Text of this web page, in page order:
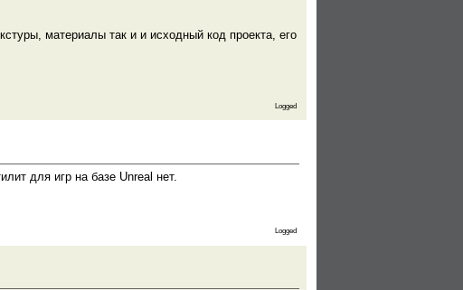
материалы так и и исходный код проекта, его
Logged
для игр на базе Unreal нет.
Logged